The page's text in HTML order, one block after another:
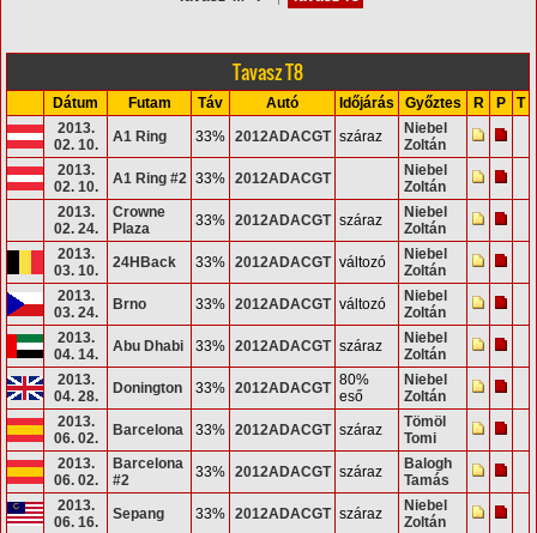
Tavasz T8
Dátum Futam Táv Autó Időjárás Győztes R P
T
2013.
02. 10.
A1 Ring 33% 2012ADACGT száraz
Niebel
Zoltán
2013.
02. 10.
A1 Ring #2 33% 2012ADACGT
Niebel
Zoltán
2013.
02. 24.
Crowne
Plaza
33% 2012ADACGT száraz
Niebel
Zoltán
2013.
03. 10.
24HBack 33% 2012ADACGT változó
Niebel
Zoltán
2013.
03. 24.
Brno 33% 2012ADACGT változó
Niebel
Zoltán
2013.
04. 14.
Abu Dhabi 33% 2012ADACGT száraz
Niebel
Zoltán
2013.
04. 28.
Donington 33% 2012ADACGT 80%
eső
Niebel
Zoltán
2013.
06. 02.
Barcelona 33% 2012ADACGT száraz
Tömöl
Tomi
2013.
06. 02.
Barcelona
#2
33% 2012ADACGT száraz
Balogh
Tamás
2013.
06. 16.
Sepang 33% 2012ADACGT száraz
Niebel
Zoltán